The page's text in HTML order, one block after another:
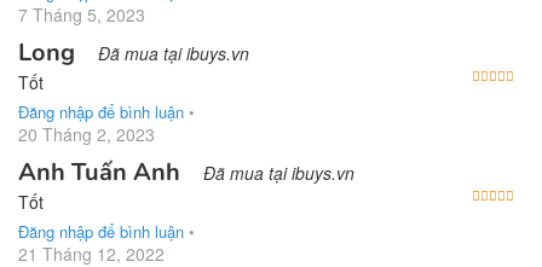
7 Tháng 5, 2023
Long Đã mua tại ibuys.vn
Tốt
Đăng nhập để bình luận •
20 Tháng 2, 2023
Anh Tuấn Anh Đã mua tại ibuys.vn
Tốt
Đăng nhập để bình luận •
21 Tháng 12, 2022